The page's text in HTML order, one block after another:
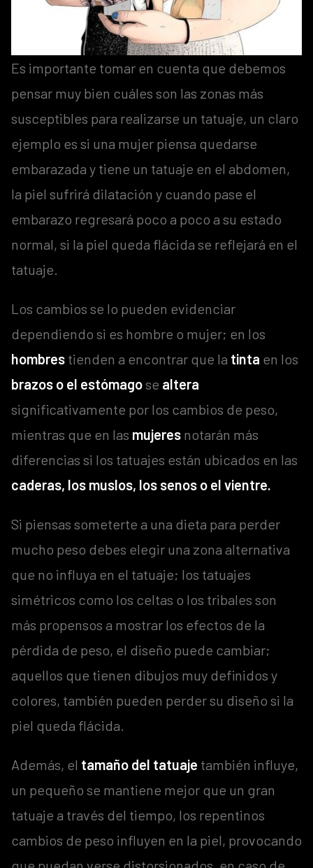
Es importante tomar en cuenta que debemos
pensar muy bien cuáles son las zonas más
susceptibles para realizarse un tatuaje, un claro
ejemplo es si una mujer piensa quedarse
embarazada y tiene un tatuaje en el abdomen,
la piel sufrirá dilatación y cuando pase el
embarazo regresará poco a poco a su estado
normal, si la piel queda flácida se reflejará en el
tatuaje.
Los cambios se lo pueden evidenciar
dependiendo si es hombre o mujer; en los
hombres tienden a encontrar que la tinta en los
brazos o el estómagose altera
significativamente por los cambios de peso,
mientras que en las mujeres notarán más
diferencias si los tatuajes están ubicados en las
caderas, los muslos, los senos o el vientre.
Si piensas someterte a una dieta para perder
mucho peso debes elegir una zona alternativa
que no influya en el tatuaje; los tatuajes
simétricos como los celtas o los tribales son
más propensos a mostrar los efectos de la
pérdida de peso, el diseño puede cambiar;
aquellos que tienen dibujos muy definidos y
colores, también pueden perder su diseño si la
piel queda flácida.
Además, el tamaño del tatuaje también influye,
un pequeño se mantiene mejor que un gran
tatuaje a través del tiempo, los repentinos
cambios de peso influyen en la piel, provocando